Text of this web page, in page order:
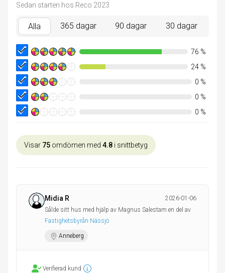
Sedan starten hos Reco 2023
Alla 365 dagar 90 dagar 30 dagar
76 %
24%
0 %
0 %
0 %
Visar 75 omdömen med 4.8 i snittbetyg
Midia R
2026-01-06
Sålde sitt hus med hjälp av Magnus Salestam en del av
Fastighetsbyrån Nässjö
Anneberg
Verifierad kund